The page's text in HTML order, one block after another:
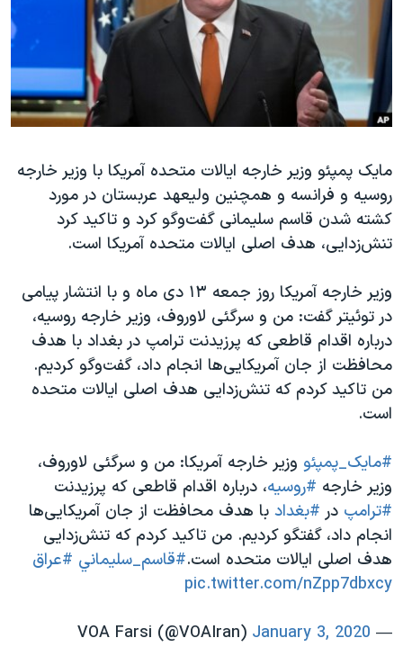
حقوق شهروندی
علم و فناوری
اسرائیل در جنگ
آرشیو پخش زنده
انتخابات ریاست جمهوری آمریکا ۲۰۲۴
حمله جمهوری اسلامی به اسرائیل
رمز مهسا
ورزش زنان در ایران
مجموعه مستندهای دادخواهی
تریبونال مردمی آبان ۹۸
دادگاه حمید نوری
قانون شفافیت دارائی کادر رهبری ایران
اعتراضات مردمی آبان ۹۸
اسرائیل در جنگ
نرگس محمدی برنده جایزه نوبل صلح
صفحه‌های ویژه
سفر پرزیدنت ترامپ به چین
زبانهای مختلف
مایک پمپئو وزیر خارجه ایالات متحده آمریکا با وزیر خارجه
روسیه و فرانسه و همچنین ولیعهد عربستان در مورد
کشته شدن قاسم سلیمانی گفت‌وگو کرد و تاکید کرد
تنش‌زدایی، هدف اصلی ایالات متحده آمریکا است.
وزیر خارجه آمریکا روز جمعه ۱۳ دی ماه و با انتشار پیامی
در توئیتر گفت: من و سرگئی لاوروف، وزیر خارجه روسیه،
درباره اقدام قاطعی که پرزیدنت ترامپ در بغداد با هدف
محافظت از جان آمریکایی‌ها انجام داد، گفت‌وگو کردیم.
من تاکید کردم که تنش‌زدایی هدف اصلی ایالات متحده
است.
#مایک_پمپئو وزیر خارجه آمريكا: من و سرگئی لاوروف،
وزیر خارجه #روسیه، درباره اقدام قاطعی که پرزیدنت
#ترامپ در #بغداد با هدف محافظت از جان آمریکایی‌ها
انجام داد، گفتگو کردیم. من تاکید کردم که تنش‌زدایی
هدف اصلی ایالات متحده است.#قاسم_سليماني #عراق
pic.twitter.com/nZpp7dbxcy
— VOA Farsi (@VOAIran)
January 3, 2020